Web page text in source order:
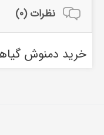
نظرات (0)
خرید دمنوش